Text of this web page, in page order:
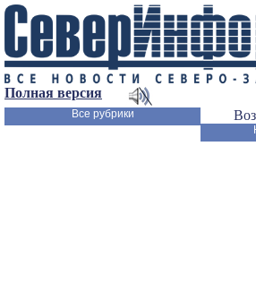
Полная версия
Все рубрики